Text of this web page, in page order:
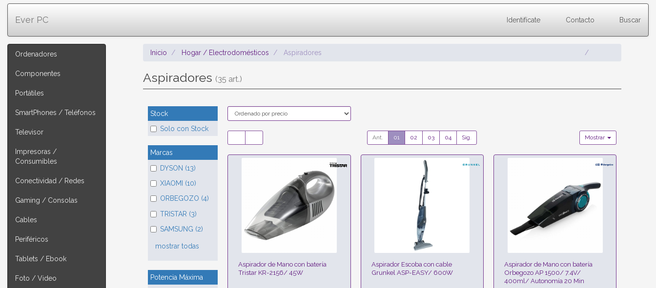
Ever PC Identifícate Contacto Buscar
Ordenadores
Componentes
Portátiles
SmartPhones / Teléfonos
Televisor
Impresoras /
Consumibles
Conectividad / Redes
Gaming / Consolas
Cables
Periféricos
Tablets / Ebook
Foto / Video
Inicio Hogar / Electrodomésticos Aspiradores
Aspiradores (35 art.)
Stock
Solo con Stock
Marcas
DYSON (13)
XIAOMI (10)
ORBEGOZO (4)
TRISTAR (3)
SAMSUNG (2)
mostrar todas
Potencia Máxima
Ant. 01 02 03 04 Sig. Mostrar
Aspirador de Mano con batería
Tristar KR-2156/ 45W
Aspirador Escoba con cable
Grunkel ASP-EASY/ 600W
Aspirador de Mano con batería
Orbegozo AP 1500/ 7.4V/
400ml/ Autonomía 20 Min